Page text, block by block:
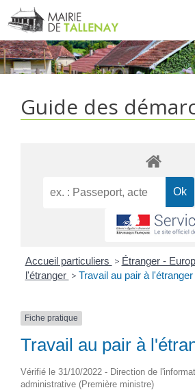
Aller
au
contenu
Guide des
Accueil particuliers > Étranger -
l'étranger > Travail au pair à l'étranger
Fiche pratique
Travail au pair à
Vérifié le 31/10/2022 - Direction de
administrative (Première ministre)